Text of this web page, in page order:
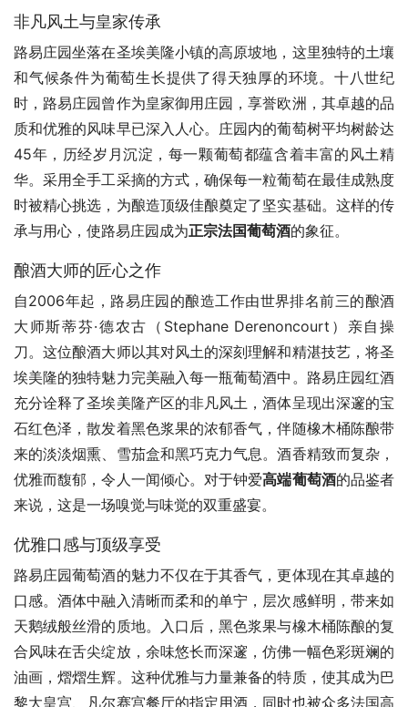
非凡风土与皇家传承
路易庄园坐落在圣埃美隆小镇的高原坡地，这里独特的土壤
和气候条件为葡萄生长提供了得天独厚的环境。十八世纪
时，路易庄园曾作为皇家御用庄园，享誉欧洲，其卓越的品
质和优雅的风味早已深入人心。庄园内的葡萄树平均树龄达
45年，历经岁月沉淀，每一颗葡萄都蕴含着丰富的风土精
华。采用全手工采摘的方式，确保每一粒葡萄在最佳成熟度
时被精心挑选，为酿造顶级佳酿奠定了坚实基础。这样的传
承与用心，使路易庄园成为正宗法国葡萄酒的象征。
酿酒大师的匠心之作
自2006年起，路易庄园的酿造工作由世界排名前三的酿酒
大师斯蒂芬·德农古（Stephane Derenoncourt）亲自操
刀。这位酿酒大师以其对风土的深刻理解和精湛技艺，将圣
埃美隆的独特魅力完美融入每一瓶葡萄酒中。路易庄园红酒
充分诠释了圣埃美隆产区的非凡风土，酒体呈现出深邃的宝
石红色泽，散发着黑色浆果的浓郁香气，伴随橡木桶陈酿带
来的淡淡烟熏、雪茄盒和黑巧克力气息。酒香精致而复杂，
优雅而馥郁，令人一闻倾心。对于钟爱高端葡萄酒的品鉴者
来说，这是一场嗅觉与味觉的双重盛宴。
优雅口感与顶级享受
路易庄园葡萄酒的魅力不仅在于其香气，更体现在其卓越的
口感。酒体中融入清晰而柔和的单宁，层次感鲜明，带来如
天鹅绒般丝滑的质地。入口后，黑色浆果与橡木桶陈酿的复
合风味在舌尖绽放，余味悠长而深邃，仿佛一幅色彩斑斓的
油画，熠熠生辉。这种优雅与力量兼备的特质，使其成为巴
黎大皇宫、凡尔赛宫餐厅的指定用酒，同时也被众多法国高